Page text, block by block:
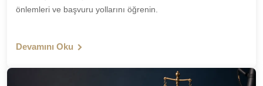
önlemleri ve başvuru yollarını öğrenin.
Devamını Oku